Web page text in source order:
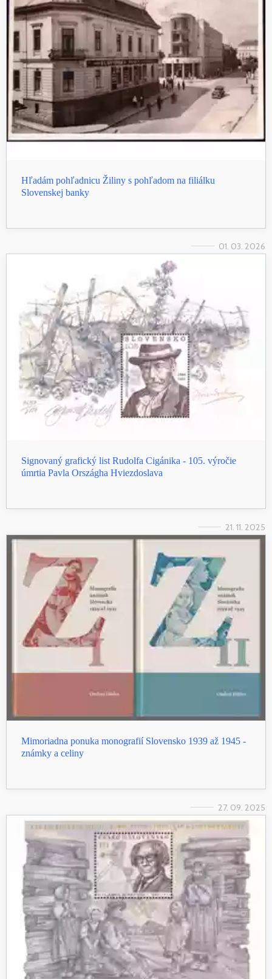
Hľadám pohľadnicu Žiliny s pohľadom na filiálku
Slovenskej banky
01. 03. 2026
Signovaný grafický list Rudolfa Cigánika - 105. výročie
úmrtia Pavla Országha Hviezdoslava
21. 11. 2025
Mimoriadna ponuka monografií Slovensko 1939 až 1945 -
známky a celiny
27. 09. 2025